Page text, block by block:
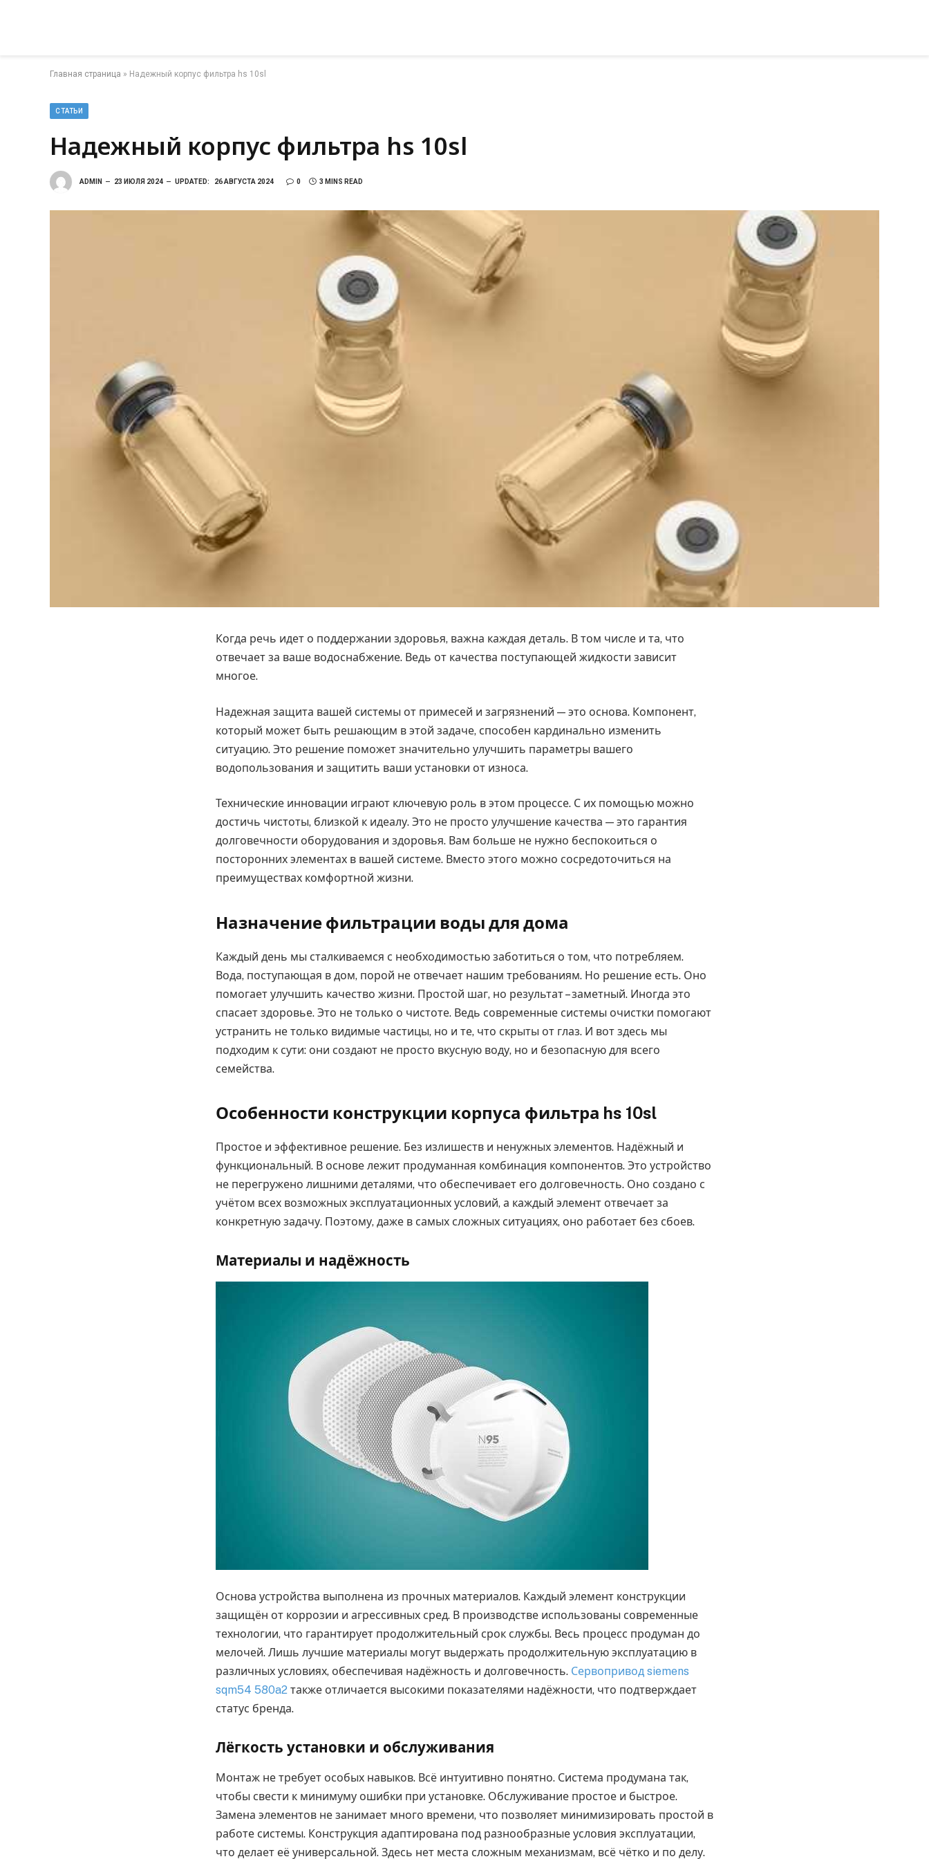
Главная страница » Надежный корпус фильтра hs 10sl
СТАТЬИ
Надежный корпус фильтра hs 10sl
ADMIN 23 ИЮЛЯ 2024 UPDATED: 26 АВГУСТА 2024 0 3 MINS READ
Когда речь идет о поддержании здоровья, важна каждая деталь. В том числе и та, что
отвечает за ваше водоснабжение. Ведь от качества поступающей жидкости зависит
многое.
Надежная защита вашей системы от примесей и загрязнений — это основа. Компонент,
который может быть решающим в этой задаче, способен кардинально изменить
ситуацию. Это решение поможет значительно улучшить параметры вашего
водопользования и защитить ваши установки от износа.
Технические инновации играют ключевую роль в этом процессе. С их помощью можно
достичь чистоты, близкой к идеалу. Это не просто улучшение качества — это гарантия
долговечности оборудования и здоровья. Вам больше не нужно беспокоиться о
посторонних элементах в вашей системе. Вместо этого можно сосредоточиться на
преимуществах комфортной жизни.
Назначение фильтрации воды для дома
Каждый день мы сталкиваемся с необходимостью заботиться о том, что потребляем.
Вода, поступающая в дом, порой не отвечает нашим требованиям. Но решение есть. Оно
помогает улучшить качество жизни. Простой шаг, но результат – заметный. Иногда это
спасает здоровье. Это не только о чистоте. Ведь современные системы очистки помогают
устранить не только видимые частицы, но и те, что скрыты от глаз. И вот здесь мы
подходим к сути: они создают не просто вкусную воду, но и безопасную для всего
семейства.
Особенности конструкции корпуса фильтра hs 10sl
Простое и эффективное решение. Без излишеств и ненужных элементов. Надёжный и
функциональный. В основе лежит продуманная комбинация компонентов. Это устройство
не перегружено лишними деталями, что обеспечивает его долговечность. Оно создано с
учётом всех возможных эксплуатационных условий, а каждый элемент отвечает за
конкретную задачу. Поэтому, даже в самых сложных ситуациях, оно работает без сбоев.
Материалы и надёжность
Основа устройства выполнена из прочных материалов. Каждый элемент конструкции
защищён от коррозии и агрессивных сред. В производстве использованы современные
технологии, что гарантирует продолжительный срок службы. Весь процесс продуман до
мелочей. Лишь лучшие материалы могут выдержать продолжительную эксплуатацию в
различных условиях, обеспечивая надёжность и долговечность. Сервопривод siemens
sqm54 580a2 также отличается высокими показателями надёжности, что подтверждает
статус бренда.
Лёгкость установки и обслуживания
Монтаж не требует особых навыков. Всё интуитивно понятно. Система продумана так,
чтобы свести к минимуму ошибки при установке. Обслуживание простое и быстрое.
Замена элементов не занимает много времени, что позволяет минимизировать простой в
работе системы. Конструкция адаптирована под разнообразные условия эксплуатации,
что делает её универсальной. Здесь нет места сложным механизмам, всё чётко и по делу.